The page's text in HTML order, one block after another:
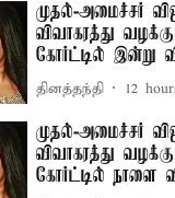
முதல்-அமைச்சர்
விவாகரத்து
கோர்ட்டில் இன்று
தினத்தந்தி 12
முதல்-அமைச்சர்
விவாகரத்து
கோர்ட்டில் நாளை